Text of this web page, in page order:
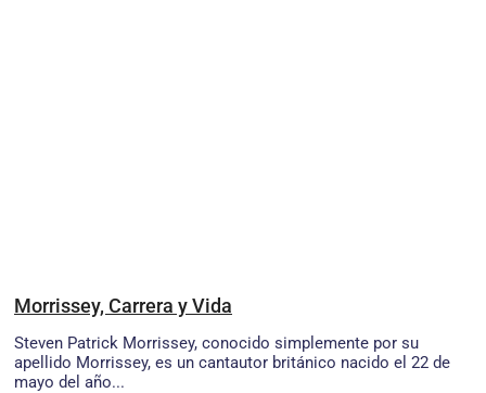
Morrissey, Carrera y Vida
Steven Patrick Morrissey, conocido simplemente por su
apellido Morrissey, es un cantautor británico nacido el 22 de
mayo del año...